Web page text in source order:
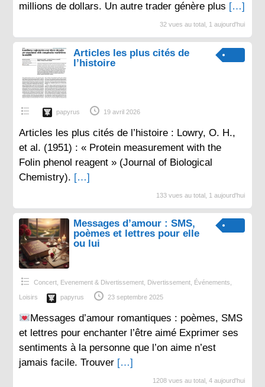
millions de dollars. Un autre trader génère plus […]
32 vues au total, 1 aujourd'hui
Articles les plus cités de
l’histoire
papyrus 19 avril 2026
Articles les plus cités de l’histoire : Lowry, O. H.,
et al. (1951) : « Protein measurement with the
Folin phenol reagent » (Journal of Biological
Chemistry). […]
133 vues au total, 1 aujourd'hui
Messages d’amour : SMS,
poèmes et lettres pour elle
ou lui
Concert, Evenement & Divertissement, Divertissement, Événements,
Loisirs papyrus 23 septembre 2025
Messages d’amour romantiques : poèmes, SMS
et lettres pour enchanter l’être aimé Exprimer ses
sentiments à la personne que l’on aime n’est
jamais facile. Trouver […]
1208 vues au total, 4 aujourd'hui